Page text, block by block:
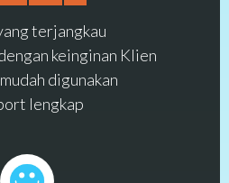
terjangkau
keinginan Klien
digunakan
lengkap